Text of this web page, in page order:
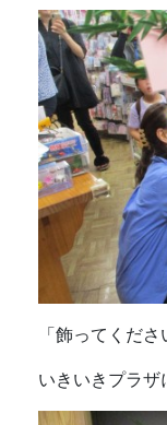
「飾ってくださ
いきいきプラザ